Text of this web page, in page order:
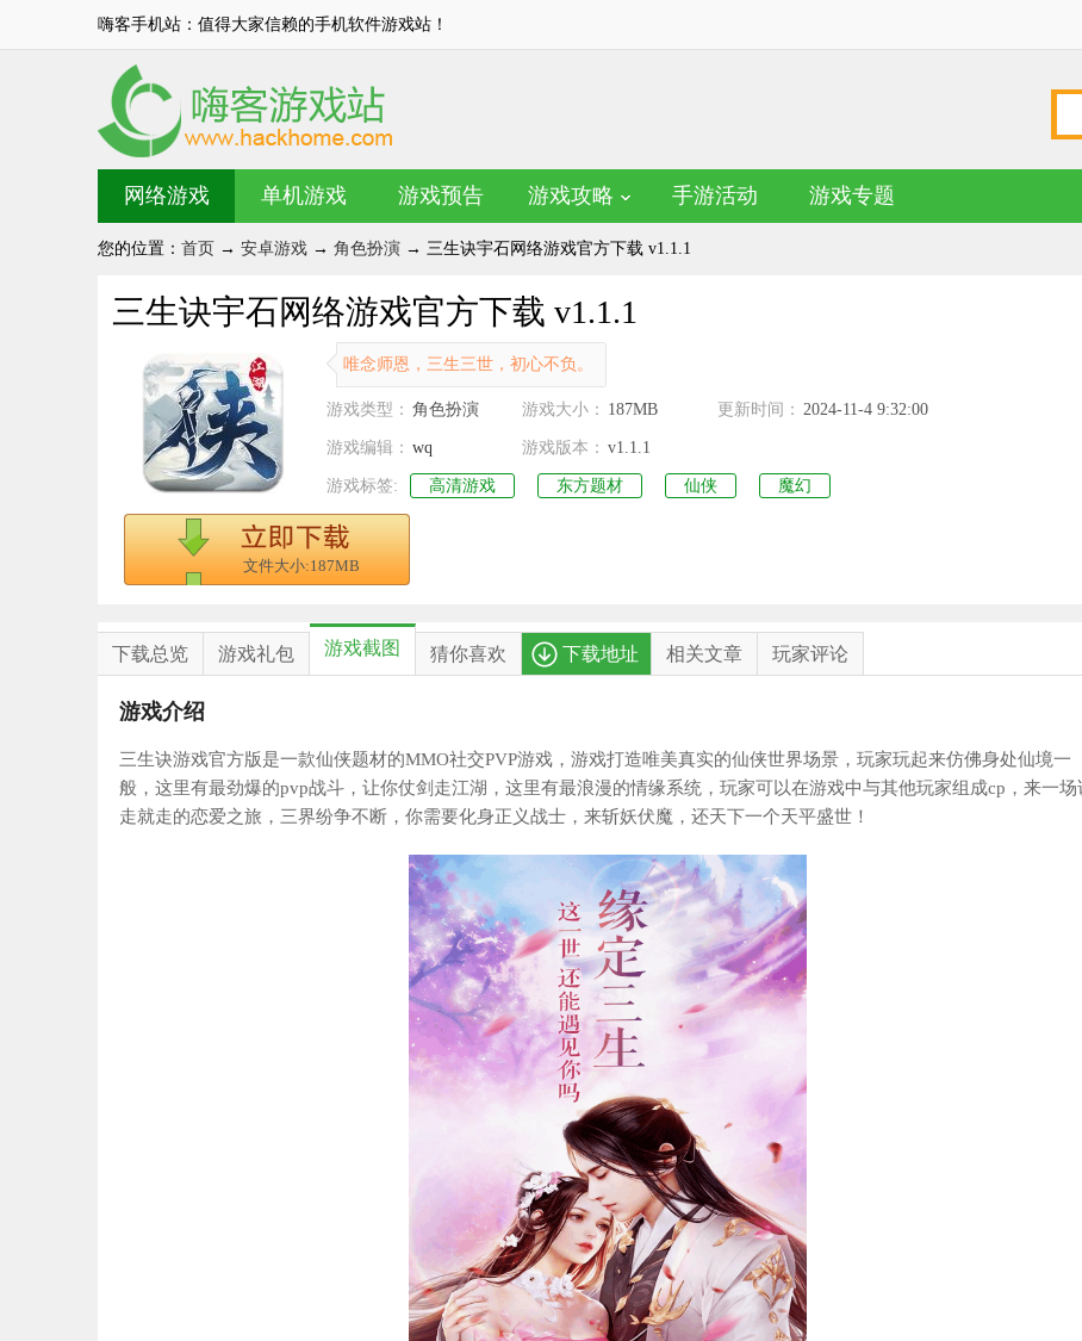
嗨客手机站：值得大家信赖的手机软件游戏站！
网络游戏 单机游戏 游戏预告 游戏攻略 手游活动 游戏专题
您的位置： 首页 → 安卓游戏 → 角色扮演 → 三生诀宇石网络游戏官方下载 v1.1.1
三生诀宇石网络游戏官方下载 v1.1.1
唯念师恩，三生三世，初心不负。
游戏类型： 角色扮演 游戏大小： 187MB 更新时间： 2024-11-4 9:32:00
游戏编辑： wq 游戏版本： v1.1.1
游戏标签: 高清游戏 东方题材 仙侠 魔幻
文件大小:187MB
下载总览 游戏礼包 游戏截图 猜你喜欢 下载地址 相关文章 玩家评论
游戏介绍
三生诀游戏官方版是一款仙侠题材的MMO社交PVP游戏，游戏打造唯美真实的仙侠世界场景，玩家玩起来仿佛身处仙境一
般，这里有最劲爆的pvp战斗，让你仗剑走江湖，这里有最浪漫的情缘系统，玩家可以在游戏中与其他玩家组成cp，来一场
走就走的恋爱之旅，三界纷争不断，你需要化身正义战士，来斩妖伏魔，还天下一个天平盛世！